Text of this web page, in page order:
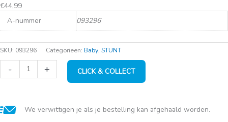
€44,99
A-nummer
093296
SKU: 093296 Categorieën: Baby, STUNT
-
Trix
Parkligger
+ CLICK & COLLECT
We verwittigen je als je bestelling kan afgehaald worden.